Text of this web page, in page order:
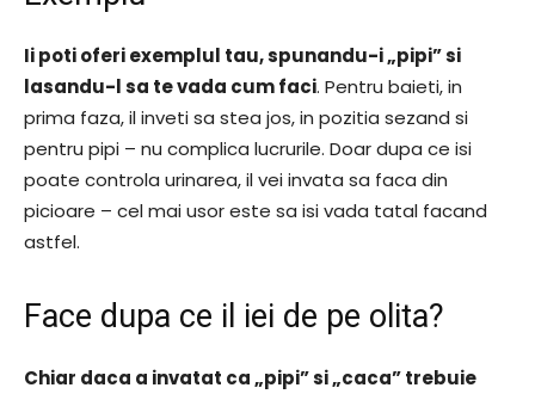
Ii poti oferi exemplul tau, spunandu-i „pipi” si
lasandu-l sa te vada cum faci. Pentru baieti, in
prima faza, il inveti sa stea jos, in pozitia sezand si
pentru pipi – nu complica lucrurile. Doar dupa ce isi
poate controla urinarea, il vei invata sa faca din
picioare – cel mai usor este sa isi vada tatal facand
astfel.
Face dupa ce il iei de pe olita?
Chiar daca a invatat ca „pipi” si „caca” trebuie